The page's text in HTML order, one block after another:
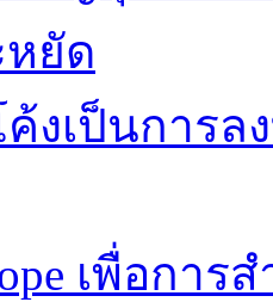
หยัด
ค้งเป็นการ
เพื่อกา